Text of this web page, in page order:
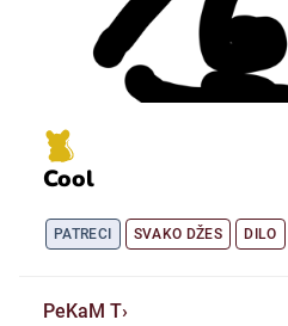
Cool
PATRECI SVAKO DŽES DILO
PeKaM T